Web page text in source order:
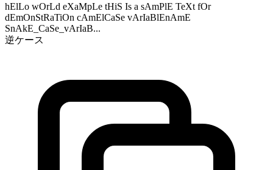
hElLo wOrLd eXaMpLe tHiS Is a sAmPlE TeXt fOr
dEmOnStRaTiOn cAmElCaSe vArIaBlEnAmE
SnAkE_CaSe_vArIaB...
逆ケース